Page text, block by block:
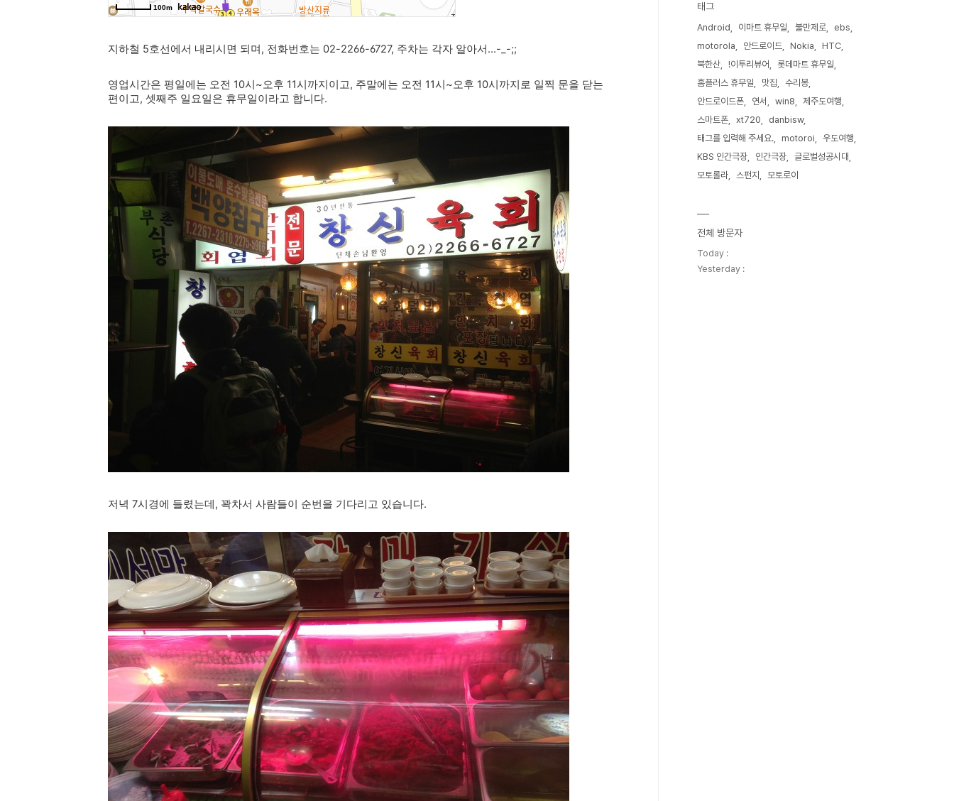
지하철 5호선에서 내리시면 되며, 전화번호는 02-2266-6727, 주차는 각자 알아서...-_-;;
영업시간은 평일에는 오전 10시~오후 11시까지이고, 주말에는 오전 11시~오후 10시까지로 일찍 문을 닫는
편이고, 셋째주 일요일은 휴무일이라고 합니다.
저녁 7시경에 들렸는데, 꽉차서 사람들이 순번을 기다리고 있습니다.
태그
Android 이마트 휴무일 불만제로
ebs
motorola
안드로이드 Nokia
HTC
북한산
!이투리뷰어
롯데마트 휴무일
홈플러스 휴무일
맛집
수리봉
안드로이드폰
연서 win8
제주도여행
스마트폰
xt720
danbisw
태그를 입력해 주세요.
motoroi
우도여행
KBS 인간극장
인간극장
글로벌성공시대
모토롤라
스펀지 모토로이
전체 방문자
Today :
Yesterday :